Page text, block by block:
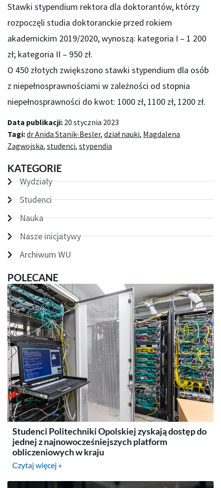
Stawki stypendium rektora dla doktorantów, którzy
rozpoczęli studia doktoranckie przed rokiem
akademickim 2019/2020, wynoszą: kategoria I – 1 200
zł; kategoria II – 950 zł.
O 450 złotych zwiększono stawki stypendium dla osób
z niepełnosprawnościami w zależności od stopnia
niepełnosprawności do kwot: 1000 zł, 1100 zł, 1200 zł.
Data publikacji: 20 stycznia 2023
Tagi:dr Anida Stanik-Besler, dział nauki, Magdalena
Zagwojska, studenci, stypendia
KATEGORIE
Wydziały
Studenci
Nauka
Nasze inicjatywy
Archiwum WU
POLECANE
Studenci Politechniki Opolskiej zyskają dostęp do
jednej z najnowocześniejszych platform
obliczeniowych w kraju
Czytaj więcej »